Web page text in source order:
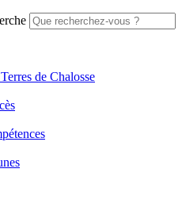
de Chalosse